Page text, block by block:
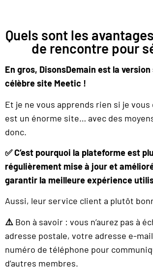
Quels sont les
de rencontre pour
En gros, DisonsDemain est la
célèbre site Meetic !
Et je ne vous apprends rien si je
est un énorme site… avec des
donc.
✅C’est pourquoi la plateforme est
régulièrement mise à jour et
garantir la meilleure expérience
Aussi, leur service client a plutôt
⚠️ Bon à savoir : vous n’aurez pas à
adresse postale, votre adresse e-
numéro de téléphone pour
d’autres membres.